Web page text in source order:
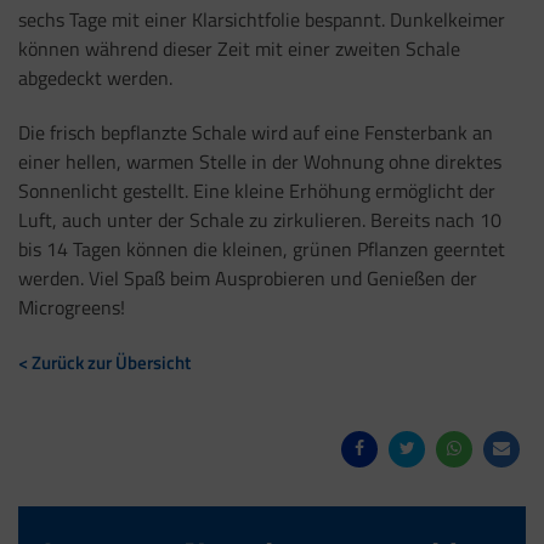
sechs Tage mit einer Klarsichtfolie bespannt. Dunkelkeimer
können während dieser Zeit mit einer zweiten Schale
abgedeckt werden.
Die frisch bepflanzte Schale wird auf eine Fensterbank an
einer hellen, warmen Stelle in der Wohnung ohne direktes
Sonnenlicht gestellt. Eine kleine Erhöhung ermöglicht der
Luft, auch unter der Schale zu zirkulieren. Bereits nach 10
bis 14 Tagen können die kleinen, grünen Pflanzen geerntet
werden. Viel Spaß beim Ausprobieren und Genießen der
Microgreens!
< Zurück zur Übersicht